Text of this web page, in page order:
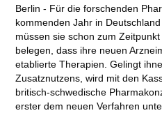
Berlin - Für die forschenden
kommenden Jahr in
müssen sie schon zum
belegen, dass ihre neuen
etablierte Therapien. Gelingt
Zusatznutzens, wird mit den
britisch-schwedische
erster dem neuen Verfahren